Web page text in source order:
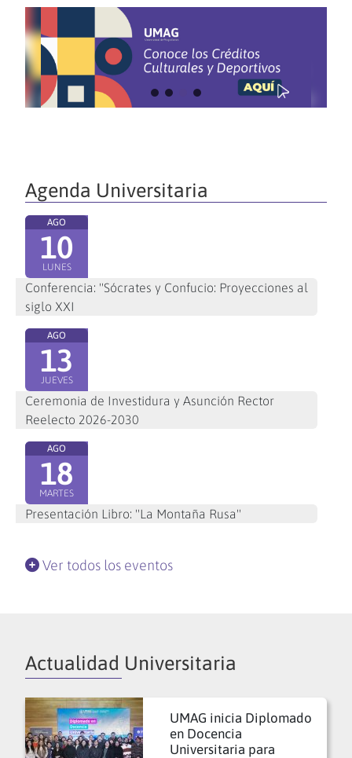
Agenda Universitaria
AGO
10
LUNES
Conferencia: "Sócrates y Confucio: Proyecciones al
siglo XXI
AGO
13
JUEVES
Ceremonia de Investidura y Asunción Rector
Reelecto 2026-2030
AGO
18
MARTES
Presentación Libro: "La Montaña Rusa"
Ver todos los eventos
Actualidad Universitaria
UMAG inicia Diplomado
en Docencia
Universitaria para